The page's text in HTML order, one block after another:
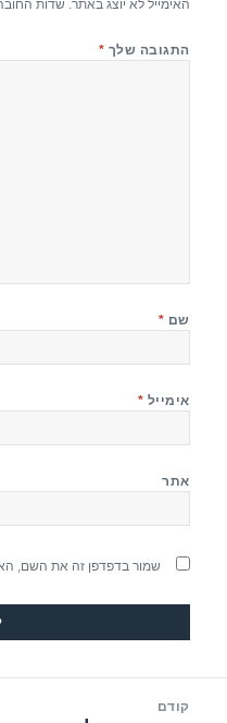
האימייל לא יוצג באתר. שדות
התגובה שלך *
שם *
אימייל *
אתר
שמור בדפדפן זה את השם,
קודם